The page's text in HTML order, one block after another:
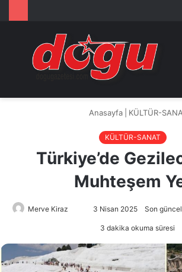
Arama
...
Anasayfa KÜLTÜR-
KÜLTÜR-SANAT
Türkiye’de
Muhteşem
Merve Kiraz
göndermek
3 Nisan 2025 Son
3 dakika okuma süresi